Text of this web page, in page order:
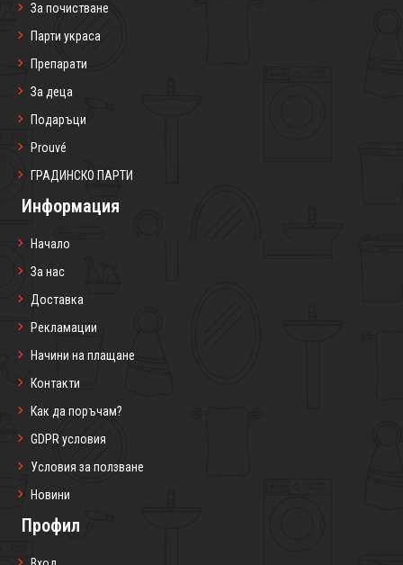
За почистване
Парти украса
Препарати
За деца
Подаръци
Prouvé
ГРАДИНСКО ПАРТИ
Информация
Начало
За нас
Доставка
Рекламации
Начини на плащане
Контакти
Как да поръчам?
GDPR условия
Условия за ползване
Новини
Профил